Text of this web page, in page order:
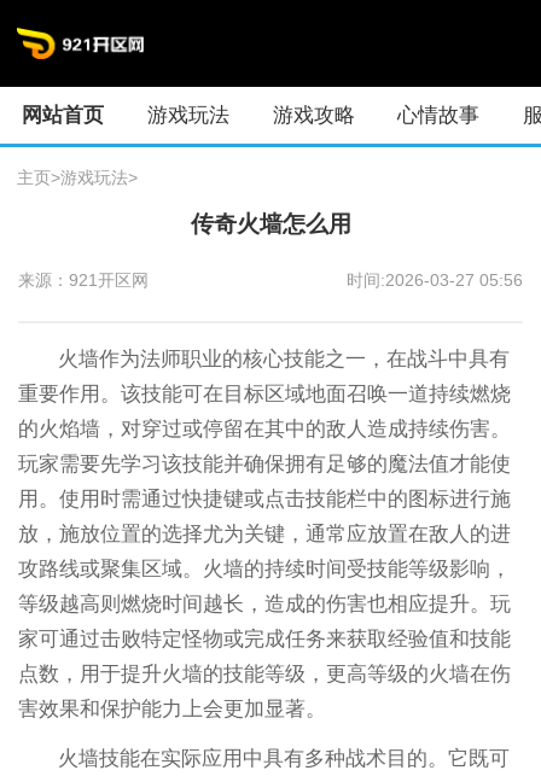
网站首页 游戏玩法 游戏攻略 心情故事
主页>游戏玩法>
传奇火墙怎么用
来源：921开区网 时间:2026-03-27 05:56
火墙作为法师职业的核心技能之一，在战斗中具有
重要作用。该技能可在目标区域地面召唤一道持续燃烧
的火焰墙，对穿过或停留在其中的敌人造成持续伤害。
玩家需要先学习该技能并确保拥有足够的魔法值才能使
用。使用时需通过快捷键或点击技能栏中的图标进行施
放，施放位置的选择尤为关键，通常应放置在敌人的进
攻路线或聚集区域。火墙的持续时间受技能等级影响，
等级越高则燃烧时间越长，造成的伤害也相应提升。玩
家可通过击败特定怪物或完成任务来获取经验值和技能
点数，用于提升火墙的技能等级，更高等级的火墙在伤
害效果和保护能力上会更加显著。
火墙技能在实际应用中具有多种战术目的。它既可